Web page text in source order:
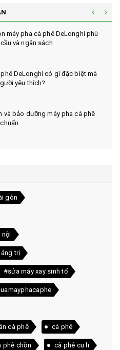
máy pha cà phê DeLonghi phù
và ngân sách
DeLonghi có gì đặc biệt mà
yêu thích?
và bảo dưỡng máy pha cà phê
gòn
nội
trị
#sửa máy xay sinh tố
cà phê cà phê
phê chồn cà phê cu li